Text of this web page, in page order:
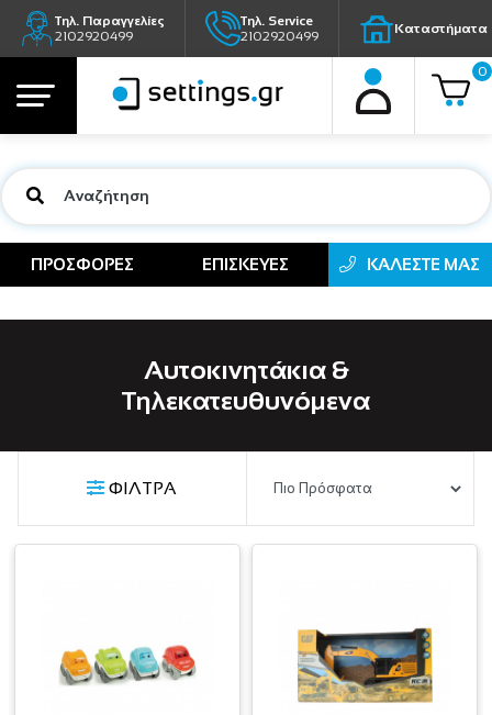
Τηλ. Παραγγελίες
2102920499
Τηλ. Service
2102920499
Καταστήματα
0
ΠΡΟΣΦΟΡΕΣ ΕΠΙΣΚΕΥΕΣ ΚΑΛΕΣΤΕ ΜΑΣ
Αυτοκινητάκια &
Τηλεκατευθυνόμενα
ΦΙΛΤΡΑ